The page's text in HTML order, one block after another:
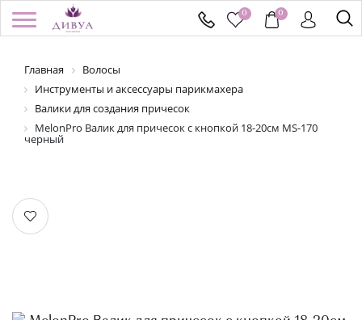
0 0
Войти / Регистрация
КАТАЛОГ
УСПЕЙ КУПИТЬ
ПОДАРОЧНЫЕ СЕРТИФИКАТЫ
Здравствуйте! Что вы ищете?
Главная
Волосы
Инструменты и аксессуары парикмахера
Валики для создания причесок
MelonPro Валик для причесок с кнопкой 18-20см MS-170
черный